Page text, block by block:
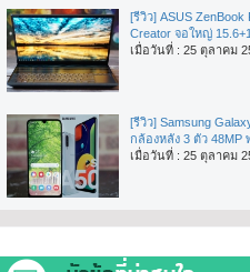
[รีวิว] ASUS
Creator จอใหญ่
เมื่อวันที่ : 25 ตุลาคม
[รีวิว] Samsung
กล้องหลัง 3 ตัว 48MP
เมื่อวันที่ : 25 ตุลาคม